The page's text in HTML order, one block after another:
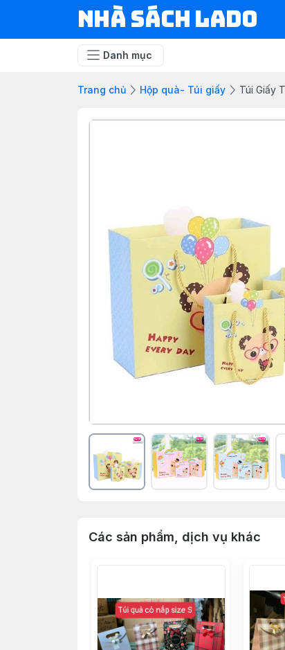
NHÀ SÁCH LADO
Danh mục
Trang chủ Hộp quà- Túi giấy Túi Giấy
Các sản phẩm, dịch vụ khác